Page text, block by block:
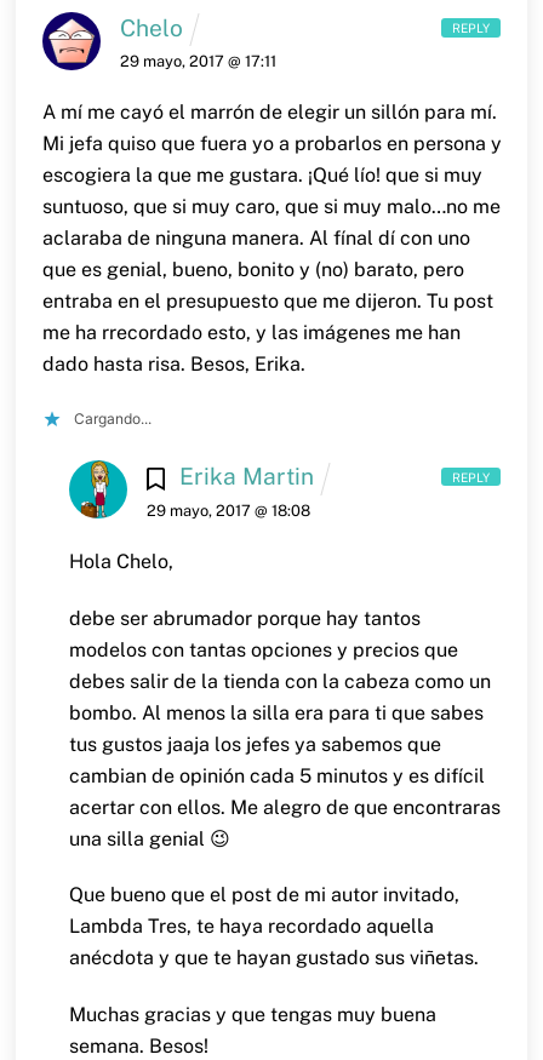
Chelo
29 mayo, 2017 @ 17:11
A mí me cayó el marrón de elegir un sillón para mí.
Mi jefa quiso que fuera yo a probarlos en persona y
escogiera la que me gustara. ¡Qué lío! que si muy
suntuoso, que si muy caro, que si muy malo…no me
aclaraba de ninguna manera. Al fínal dí con uno
que es genial, bueno, bonito y (no) barato, pero
entraba en el presupuesto que me dijeron. Tu post
me ha rrecordado esto, y las imágenes me han
dado hasta risa. Besos, Erika.
Cargando...
REPLY
Erika Martin
29 mayo, 2017 @ 18:08
Hola Chelo,
debe ser abrumador porque hay tantos
modelos con tantas opciones y precios que
debes salir de la tienda con la cabeza como un
bombo. Al menos la silla era para ti que sabes
tus gustos jaaja los jefes ya sabemos que
cambian de opinión cada 5 minutos y es difícil
acertar con ellos. Me alegro de que encontraras
una silla genial 😉
Que bueno que el post de mi autor invitado,
Lambda Tres, te haya recordado aquella
anécdota y que te hayan gustado sus viñetas.
Muchas gracias y que tengas muy buena
semana. Besos!
REPLY